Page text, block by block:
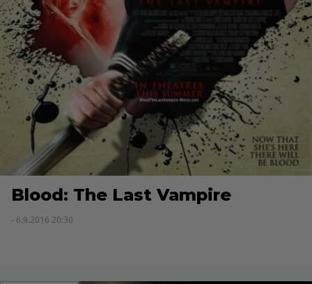
Blood: The Last Vampire
- 6.9.2016 20:30